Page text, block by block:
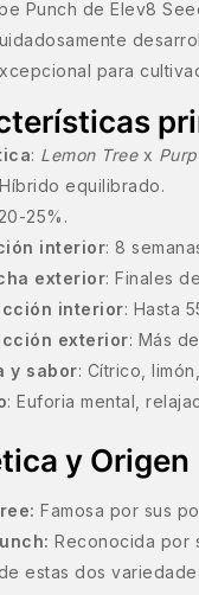
Punch de Elev8
para
: Lemon Treex
equilibrado.
25%.
interior: 8
exterior: Finales
interior: Hasta
exterior: Más
y sabor: Cítrico,
: Euforia mental,
y Origen
Famosa por sus
Reconocida por
estas dos